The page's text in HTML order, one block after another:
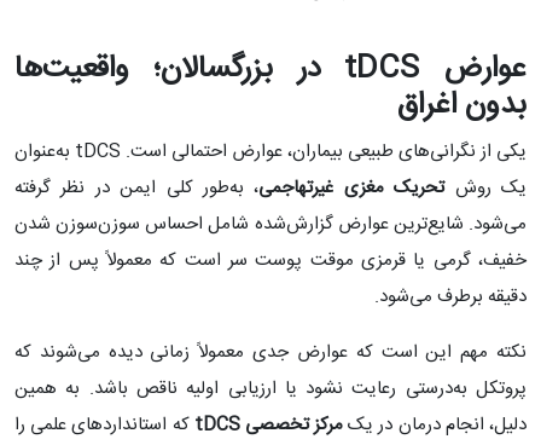
عوارض در بزرگسالان؛ واقعیت‌ها
بدون اغراق
یکی از نگرانی‌های طبیعی بیماران، عوارض احتمالی است. tDCS به‌عنوان
یک روشتحریک مغزی غیرتهاجمی، به‌طور کلی ایمن در نظر گرفته
می‌شود. شایع‌ترین عوارض گزارش‌شده شامل احساس سوزن‌سوزن شدن
خفیف، گرمی یا قرمزی موقت پوست سر است که معمولاً پس از چند
دقیقه برطرف می‌شود.
نکته مهم این است که عوارض جدی معمولاً زمانی دیده می‌شوند که
پروتکل به‌درستی رعایت نشود یا ارزیابی اولیه ناقص باشد. به همین
دلیل، انجام درمان در یکمرکز تخصصی tDCS
که استانداردهای علمی را